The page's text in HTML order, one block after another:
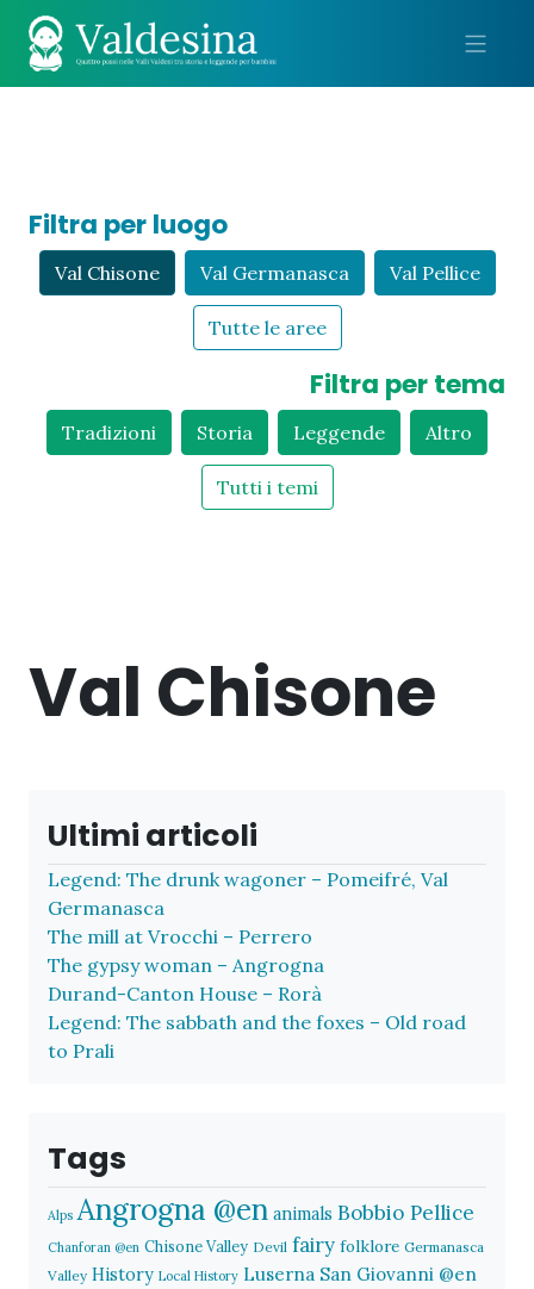
Filtra per luogo
Val Chisone Val Germanasca Val Pellice
Tutte le aree
Filtra per tema
Tradizioni Storia Leggende Altro
Tutti i temi
Val Chisone
Ultimi articoli
Legend: The drunk wagoner – Pomeifré, Val
Germanasca
The mill at Vrocchi – Perrero
The gypsy woman – Angrogna
Durand-Canton House – Rorà
Legend: The sabbath and the foxes – Old road
to Prali
Tags
Alps Angrogna @en animals Bobbio Pellice
Chanforan @en Chisone Valley Devil fairy folklore Germanasca
Valley History Local History Luserna San Giovanni @en